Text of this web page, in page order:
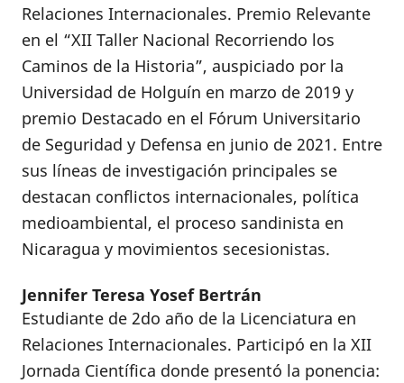
Relaciones Internacionales. Premio Relevante
en el “XII Taller Nacional Recorriendo los
Caminos de la Historia”, auspiciado por la
Universidad de Holguín en marzo de 2019 y
premio Destacado en el Fórum Universitario
de Seguridad y Defensa en junio de 2021. Entre
sus líneas de investigación principales se
destacan conflictos internacionales, política
medioambiental, el proceso sandinista en
Nicaragua y movimientos secesionistas.
Jennifer Teresa Yosef Bertrán
Estudiante de 2do año de la Licenciatura en
Relaciones Internacionales. Participó en la XII
Jornada Científica donde presentó la ponencia: